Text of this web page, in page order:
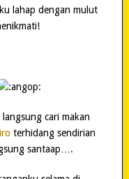
lahap dengan mulut
cari makan
terhidang sendirian
santaap….